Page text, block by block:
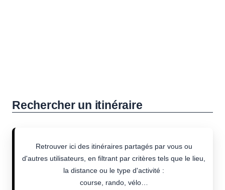
Rechercher un itinéraire
Retrouver ici des itinéraires partagés par vous ou
d'autres utilisateurs, en filtrant par critères tels que le lieu,
la distance ou le type d'activité :
course, rando, vélo…